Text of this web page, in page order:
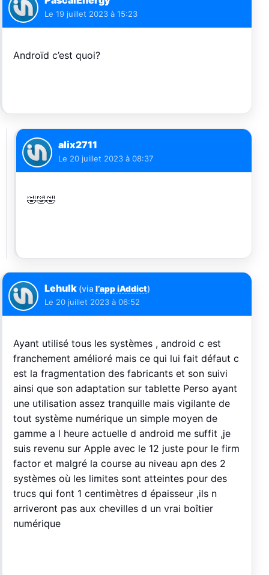
Le 19 juillet 2023 à 15:23
Androïd c’est quoi?
alix2711
Le 20 juillet 2023 à 08:37
🤣🤣🤣
Lehulk (via l’app iAddict)
Le 20 juillet 2023 à 06:52
Ayant utilisé tous les systèmes , android c est
franchement amélioré mais ce qui lui fait défaut c
est la fragmentation des fabricants et son suivi
ainsi que son adaptation sur tablette Perso ayant
une utilisation assez tranquille mais vigilante de
tout système numérique un simple moyen de
gamme a l heure actuelle d android me suffit ,je
suis revenu sur Apple avec le 12 juste pour le firm
factor et malgré la course au niveau apn des 2
systèmes où les limites sont atteintes pour des
trucs qui font 1 centimètres d épaisseur ,ils n
arriveront pas aux chevilles d un vrai boîtier
numérique